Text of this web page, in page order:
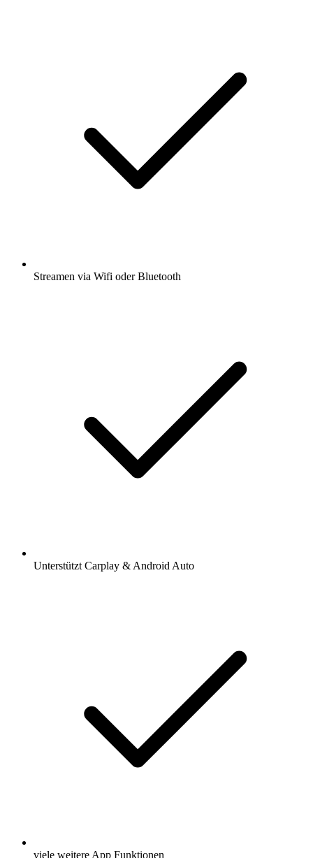
Streamen via Wifi oder Bluetooth
Unterstützt Carplay & Android Auto
viele weitere App Funktionen